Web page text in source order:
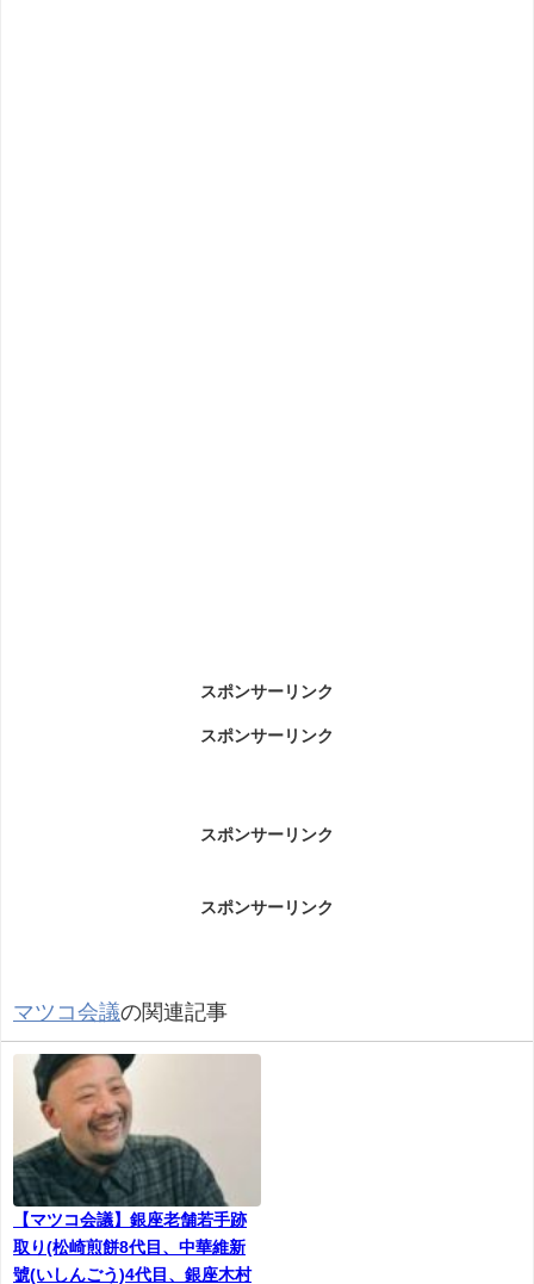
スポンサーリンク
スポンサーリンク
スポンサーリンク
スポンサーリンク
マツコ会議の関連記事
【マツコ会議】銀座老舗若手跡
取り(松崎煎餅8代目、中華維新
號(いしんごう)4代目、銀座木村